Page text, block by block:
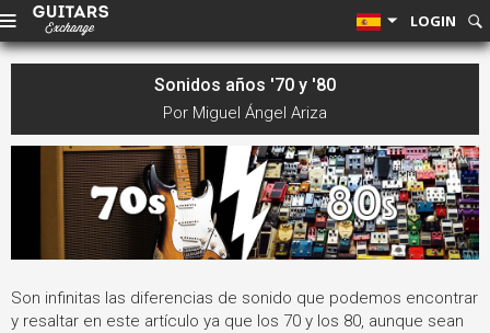
LOGIN
Sonidos años '70 y '80
Por Miguel Ángel Ariza
Son infinitas las diferencias de sonido que podemos encontrar
y resaltar en este artículo ya que los 70 y los 80, aunque sean